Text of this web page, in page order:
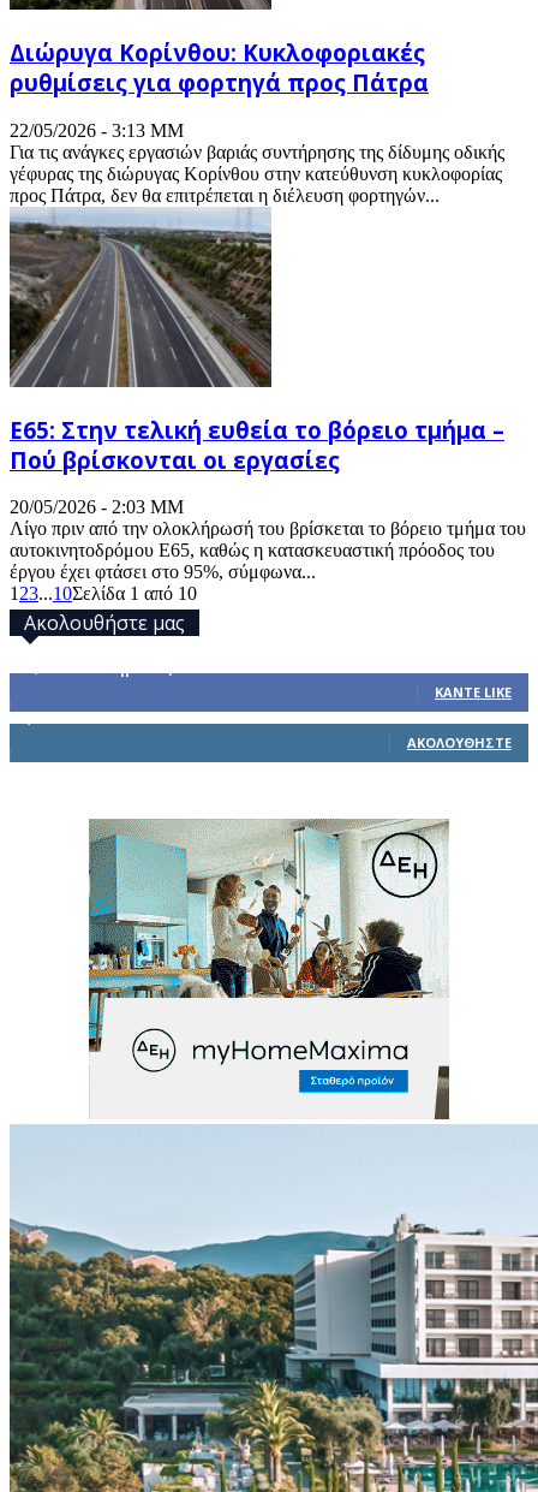
Διώρυγα Κορίνθου: Κυκλοφοριακές
ρυθμίσεις για φορτηγά προς Πάτρα
22/05/2026 - 3:13 ΜΜ
Για τις ανάγκες εργασιών βαριάς συντήρησης της δίδυμης οδικής
γέφυρας της διώρυγας Κορίνθου στην κατεύθυνση κυκλοφορίας
προς Πάτρα, δεν θα επιτρέπεται η διέλευση φορτηγών...
Ε65: Στην τελική ευθεία το βόρειο τμήμα –
Πού βρίσκονται οι εργασίες
20/05/2026 - 2:03 ΜΜ
Λίγο πριν από την ολοκλήρωσή του βρίσκεται το βόρειο τμήμα του
αυτοκινητοδρόμου Ε65, καθώς η κατασκευαστική πρόοδος του
έργου έχει φτάσει στο 95%, σύμφωνα...
1 23...10Σελίδα 1 από 10
Ακολουθήστε μας
ΚΆΝΤΕ LIKE
ΑΚΟΛΟΥΘΉΣΤΕ